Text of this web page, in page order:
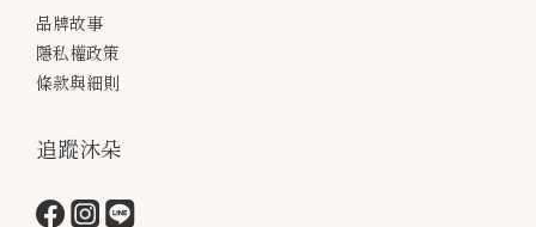
品牌故事
隱私權政策
條款與細則
追蹤沐朵